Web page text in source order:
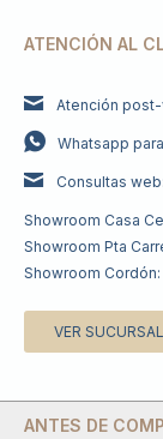
ATENCIÓN AL
Atención post-
Whatsapp
Consultas
Showroom Casa
Showroom Pta
Showroom
VER
ANTES DE